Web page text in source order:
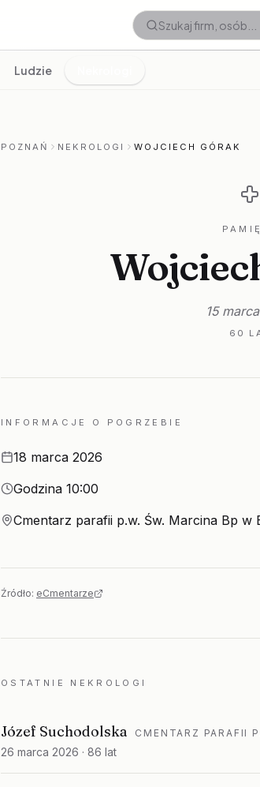
Ludzie
POZNAŃ NEKROLOGI WOJCIECH GÓRAK
15
60
INFORMACJE O POGRZEBIE
Data18 marca 2026
Godzina
Godzina 10:00
Miejsce
Cmentarz parafii p.w. Św. Marcina Bp w
Źródło: eCmentarze
OSTATNIE NEKROLOGI
Józef Suchodolska
26 marca 2026 · 86 lat
CMENTARZ PARAFII